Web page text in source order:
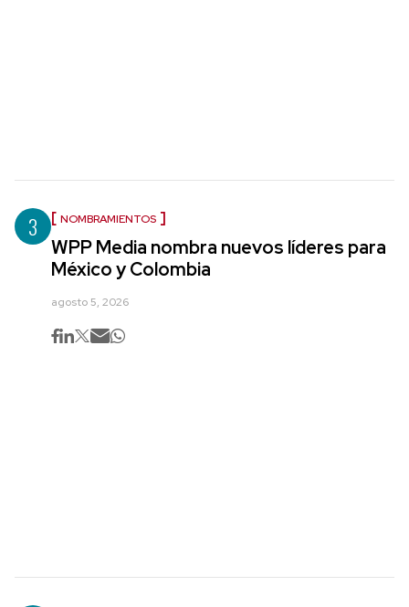
3 NOMBRAMIENTOS
WPP Media nombra nuevos líderes para
México y Colombia
agosto 5, 2026